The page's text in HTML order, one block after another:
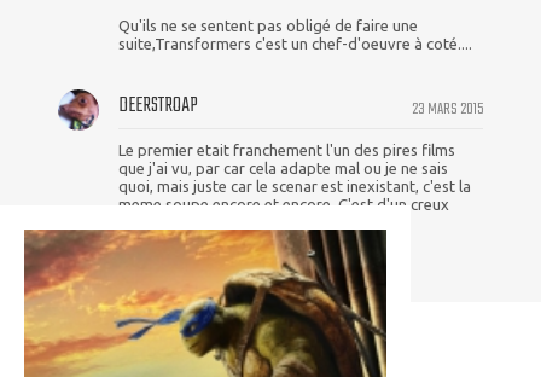
Qu'ils ne se sentent pas obligé de faire une
suite,Transformers c'est un chef-d'oeuvre à coté....
23 MARS 2015
DEERSTROAP
Le premier etait franchement l'un des pires films
que j'ai vu, par car cela adapte mal ou je ne sais
quoi, mais juste car le scenar est inexistant, c'est la
meme soupe encore et encore. C'est d'un creux